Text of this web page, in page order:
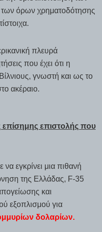
των όρων χρηματοδότησης
πλευρά
που έχει ότι η
γνωστή και ως το
ακέραιο.
επίσημης επιστολής που
εγκρίνει μια πιθανή
της Ελλάδας, F-35
και
εξοπλισμού για
δολαρίων.